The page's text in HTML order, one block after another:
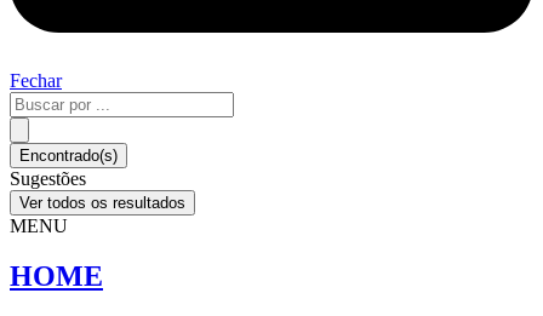
Fechar
Pesquisar
...
Encontrado(s)
Sugestões
Ver todos os resultados
MENU
HOME